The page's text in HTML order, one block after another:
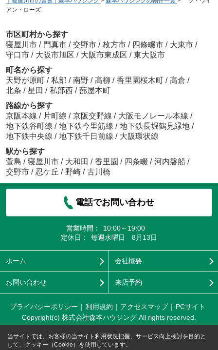
アン・ローズ
市区町村から探す
寝屋川市 / 門真市 / 交野市 / 枚方市 / 四條畷市 / 大東市 /
守口市 / 大阪市旭区 / 大阪市東成区 / 東大阪市
町名から探す
天野が原町 / 私部 / 南野 / 高柳 / 香里園桜木町 / 高倉 /
北条 / 星田 / 私部西 / 蔀屋本町
路線から探す
京阪本線 / 片町線 / 京阪交野線 / 大阪モノレール本線 /
地下鉄谷町線 / 地下鉄今里筋線 / 地下鉄長堀鶴見緑地 /
地下鉄中央線 / 地下鉄千日前線 / 大阪環状線
駅から探す
萱島 / 寝屋川市 / 大和田 / 香里園 / 四条畷 / 河内磐船 /
交野市 / 忍ケ丘 / 野崎 / 古川橋
電話でお問い合わせ
営業時間：
10:00～19:00
定休日：
毎週水曜日 8月13日
ホーム 会社概要
お問い合わせ 来店予約
プライバシーポリシー 利用規約 アクセスマップ
PCサイト
Copyright(c) 株式会社森本ハウジング All rights reserved.
当サイトでは、お客様の当サイト利用状況把握、サービス向上検討を目的と
して、クッキー（Cookie）を使用しています。